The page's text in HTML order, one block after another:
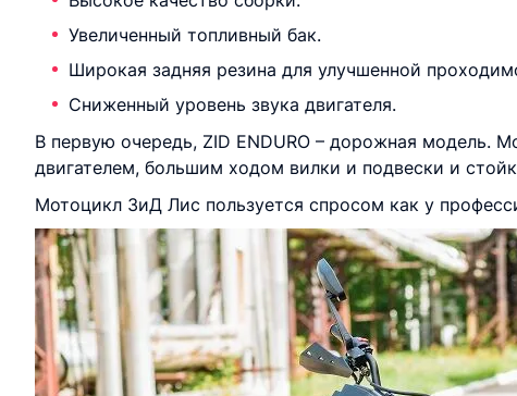
Увеличенный топливный бак.
Широкая задняя резина для улучшенной
Сниженный уровень звука двигателя.
В первую очередь, ZID ENDURO – дорожная
двигателем, большим ходом вилки и подвески и
Мотоцикл ЗиД Лис пользуется спросом как у